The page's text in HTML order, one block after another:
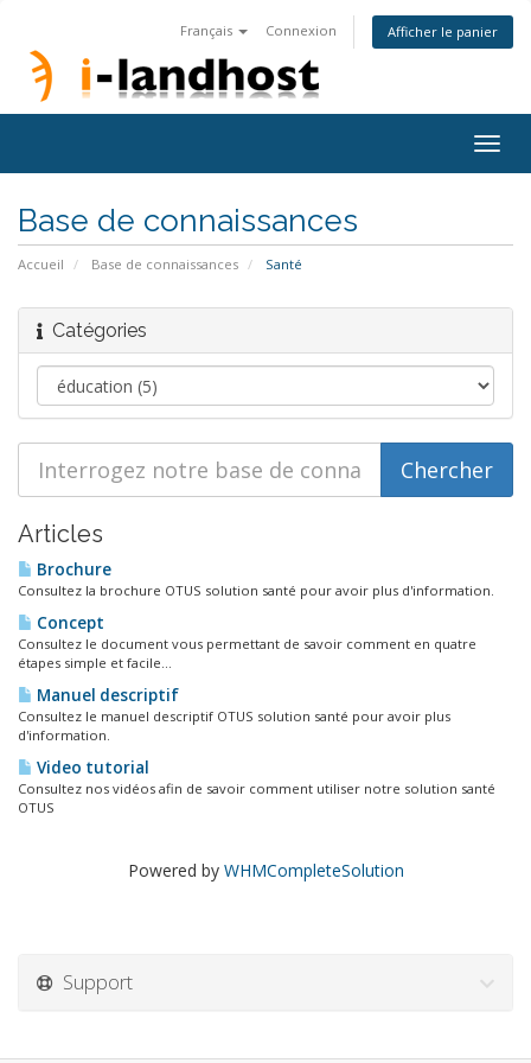
Français Connexion Afficher le panier
Base de connaissances
Accueil Base de connaissances Santé
Catégories
Articles
Brochure
Consultez la brochure OTUS solution santé pour avoir plus d'information.
Concept
Consultez le document vous permettant de savoir comment en quatre
étapes simple et facile...
Manuel descriptif
Consultez le manuel descriptif OTUS solution santé pour avoir plus
d'information.
Video tutorial
Consultez nos vidéos afin de savoir comment utiliser notre solution santé
OTUS
Powered by WHMCompleteSolution
Support